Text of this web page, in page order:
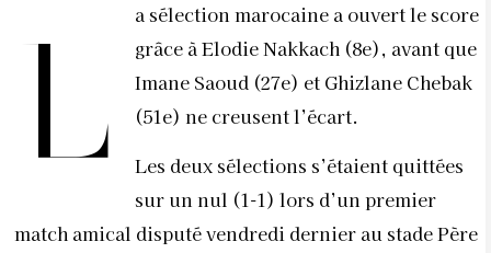
L
a sélection marocaine a ouvert le score
grâce à Elodie Nakkach (8e), avant que
Imane Saoud (27e) et Ghizlane Chebak
(51e) ne creusent l’écart.
Les deux sélections s’étaient quittées
sur un nul (1-1) lors d’un premier
match amical disputé vendredi dernier au stade Père